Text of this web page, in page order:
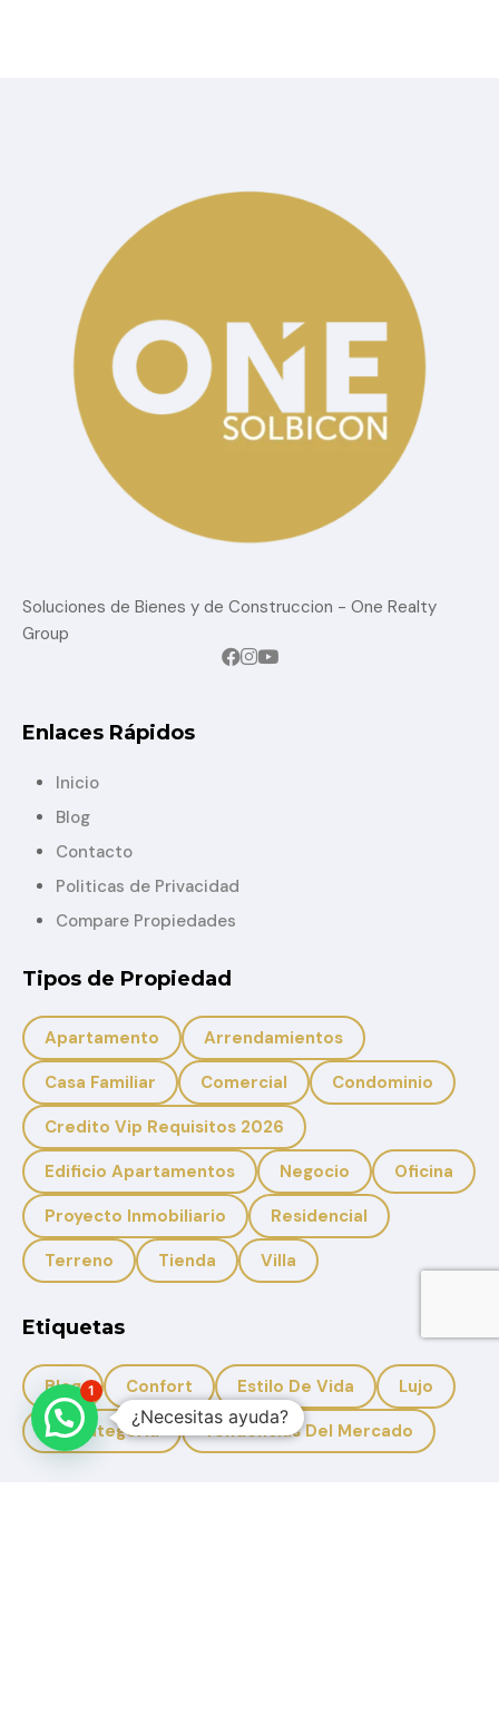
Soluciones de Bienes y de Construccion - One Realty
Group
Enlaces Rápidos
Inicio
Blog
Contacto
Politicas de Privacidad
Compare Propiedades
Tipos de Propiedad
Apartamento
Arrendamientos
Casa Familiar
Comercial
Condominio
Credito Vip Requisitos 2026
Edificio Apartamentos
Negocio
Oficina
Proyecto Inmobiliario
Residencial
Terreno
Tienda Villa
Etiquetas
Blog Confort Estilo De Vida
Lujo
Sin Categoria
Tendencias Del Mercado
¿Necesitas ayuda?
1